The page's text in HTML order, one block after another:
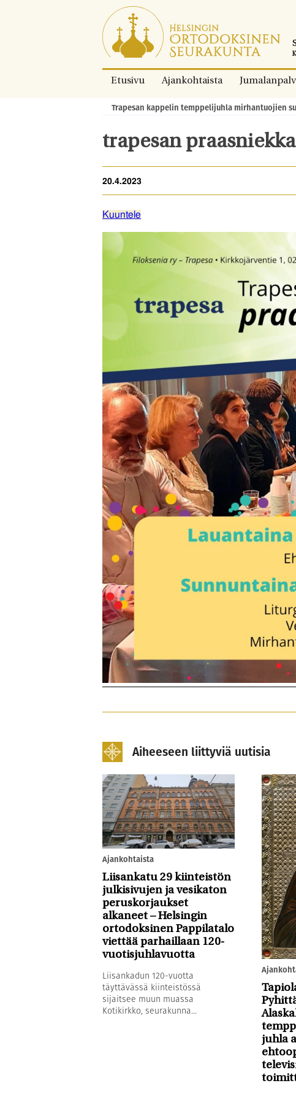
Siirry
suoraan
sisältöön.
Etusivu Ajankohtaista
Murupolku:
Trapesan kappelin temppelijuhla mirhantuojien
trapesan
20.4.2023
Kuuntele
Aiheeseen liittyviä uutisia
Ajankohtaista
Liisankatu 29 kiinteistön
julkisivujen ja vesikaton
peruskorjaukset
alkaneet – Helsingin
ortodoksinen Pappilatalo
viettää parhaillaan 120-
vuotisjuhlavuotta
Liisankadun 120-vuotta
täyttävässä kiinteistössä
sijaitsee muun muassa
Kotikirkko, seurakunna...
juhla